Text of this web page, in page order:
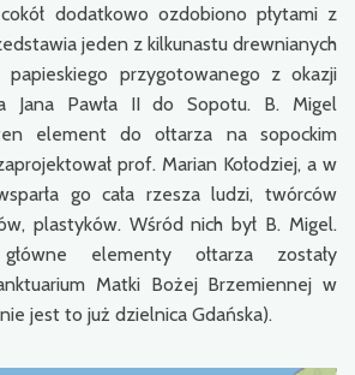
dodatkowo ozdobiono płytami z
jeden z kilkunastu drewnianych
papieskiego przygotowanego z okazji
Jana Pawła II do Sopotu. B. Migel
element do ołtarza na sopockim
prof. Marian Kołodziej, a w
go cała rzesza ludzi, twórców
plastyków. Wśród nich był B. Migel.
elementy ołtarza zostały
Matki Bożej Brzemiennej w
jest to już dzielnica Gdańska).